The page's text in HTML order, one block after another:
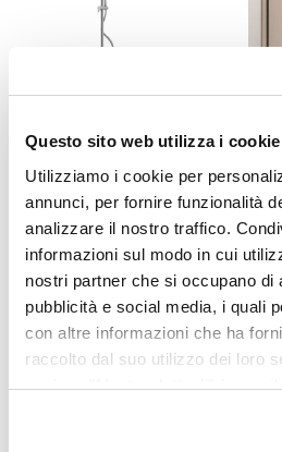
Questo sito web utilizza i cookie
Utilizziamo i cookie per
annunci, per fornire funzionalità
analizzare il nostro traffico.
informazioni sul modo in cui
nostri partner che si occupano di
pubblicità e social media, i quali
con altre informazioni che ha
raccolto dal suo utilizzo dei loro
sezione "Mostra dettagli" è
momento. Per maggiori
Alluminio
Colore Profilo
Cromo
Sistema Di Apertura
Maniglia
Colore Maniglie O Pomelli
Cromo
Installazione
termostatica Jacuzzi -
Rubinetteria soffione 20cm
e doccetta
€ 182,00 €